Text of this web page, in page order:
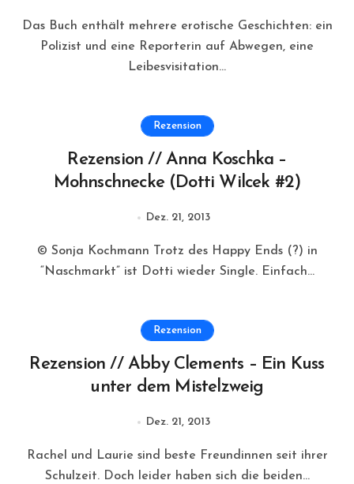
Das Buch enthält mehrere erotische Geschichten: ein
Polizist und eine Reporterin auf Abwegen, eine
Leibesvisitation...
Rezension
Rezension // Anna Koschka –
Mohnschnecke (Dotti Wilcek #2)
Dez. 21, 2013
© Sonja Kochmann Trotz des Happy Ends (?) in
“Naschmarkt” ist Dotti wieder Single. Einfach...
Rezension
Rezension // Abby Clements – Ein Kuss
unter dem Mistelzweig
Dez. 21, 2013
Rachel und Laurie sind beste Freundinnen seit ihrer
Schulzeit. Doch leider haben sich die beiden...